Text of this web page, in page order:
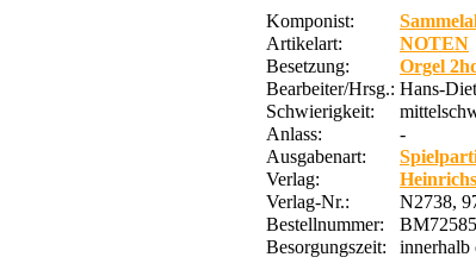
Komponist:
Artikelart:
NOTEN
Besetzung:
Orgel
Bearbeiter/Hrsg.: Hans-
Schwierigkeit:
Anlass:
-
Ausgabenart:
Verlag:
Verlag-Nr.:
N2738,
Bestellnummer:
Besorgungszeit:
innerhalb